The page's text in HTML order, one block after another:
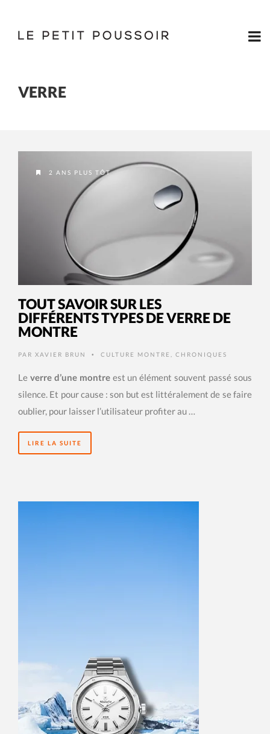
VERRE
2 ANS PLUS TÔT
TOUT SAVOIR SUR LES
DIFFÉRENTS TYPES DE VERRE DE
MONTRE
PAR XAVIER BRUN • CULTURE MONTRE CHRONIQUES
Le verre d’une montreest un élément souvent passé sous
silence. Et pour cause : son but est littéralement de se faire
oublier, pour laisser l’utilisateur profiter au …
LIRE LA SUITE